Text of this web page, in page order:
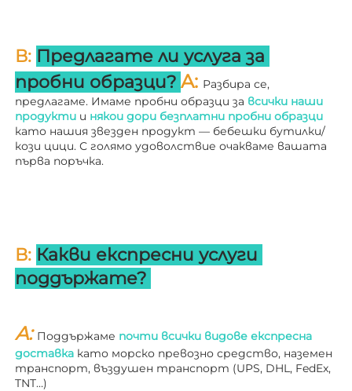
В: Предлагате ли услуга за
пробни образци? A: Разбира се,
предлагаме. Имаме пробни образци за всички наши
продукти и
като нашия звезден продукт — бебешки бутилки/
кози цици. С голямо удоволствие очакваме вашата
първа поръчка.
В: Какви експресни услуги
поддържате?
A: Поддържаме почти всички видове експресна
доставка като морско превозно средство, наземен
транспорт, въздушен транспорт (UPS, DHL, FedEx,
TNT…)